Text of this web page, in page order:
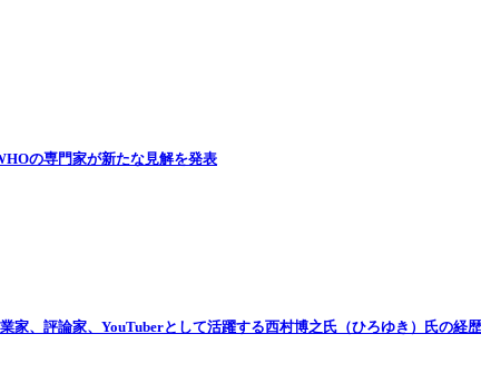
の専門家が新たな見解を発表
家、評論家、YouTuberとして活躍する西村博之氏（ひろゆき）氏の経